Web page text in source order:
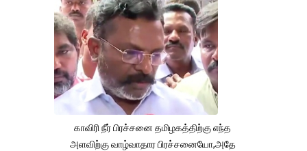
காவிரி நீர் பிரச்சனை தமிழகத்திற்கு எந்த
அளவிற்கு வாழ்வாதார பிரச்சனையோ,அதே